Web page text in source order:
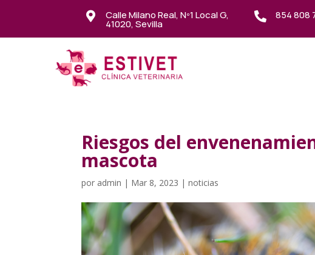
 Calle Milano Real, Nº1 Local G,
41020, Sevilla
 854 808
Riesgos del
mascota
por admin | Mar 8, 2023 |noticias